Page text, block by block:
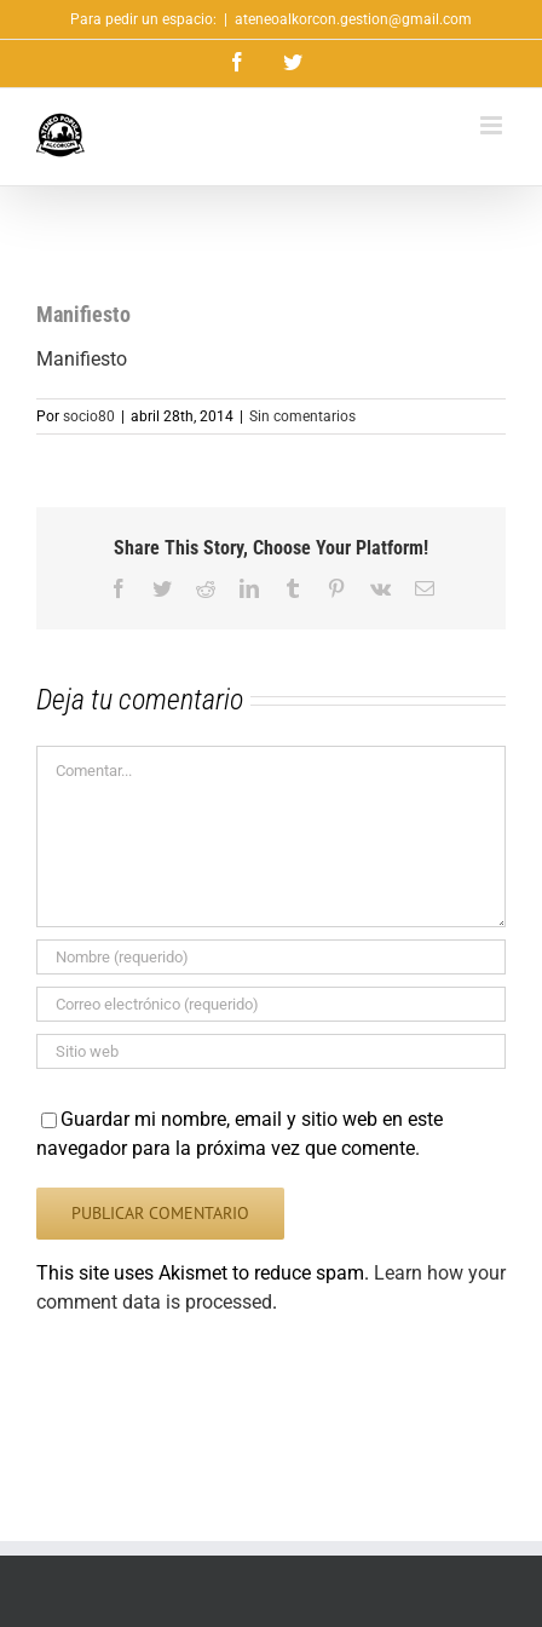
al
Para pedir un espacio: ateneoalkorcon.gestion@gmail.com
FacebookTwitter
Manifiesto
Manifiesto
Por socio80 abril 28th, 2014 Sin comentarios
Share This Story, Choose Your Platform!
Facebook
TwitterRedditLinkedInTumblr Pinterest
Vk
Correo
Deja tu comentario
Guardar mi nombre, email y sitio web en este
navegador para la próxima vez que comente.
This site uses Akismet to reduce spam. Learn how your
comment data is processed.